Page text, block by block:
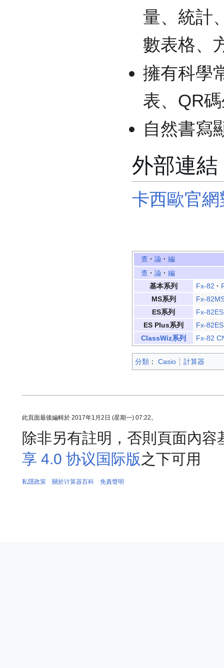
量、統計
數表格、
擁有科學
表、QR
自然書寫
外部連結
卡西歐官
查 · 論 · 編
查 · 論 · 編
基本系列
Fx-82 ·
MS系列
Fx-
ES系列
Fx-82ES
ES Plus系列
Fx-
ClassWiz系列
Fx-82
分類 ：​ Casio 計算器
此頁面最後編輯於 2017年1月2日 (星期一) 07:22。
除非另有註明，否則頁面內容
享 4.0 协议国际版之下可用
私隱政策 關於计算器百科 免責聲明